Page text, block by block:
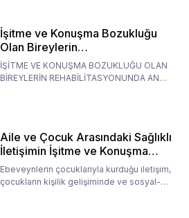
İşitme ve Konuşma Bozukluğu
Olan Bireylerin
Rehabilitasyonunda Ana
Babaların Tutumları
İŞİTME VE KONUŞMA BOZUKLUĞU OLAN
BİREYLERİN REHABİLİTASYONUNDA ANA
Aile ve Çocuk Arasındaki Sağlıklı
İletişimin İşitme ve Konuşma
Rehabilitasyonundaki Rolü
Ebeveynlerin çocuklarıyla kurduğu iletişim,
çocukların kişilik gelişiminde ve sosyal-